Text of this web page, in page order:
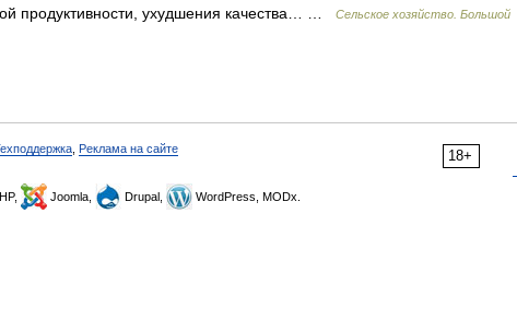
продуктивности, ухудшения качества… …
Сельское хозяйство. Большой
18+
Реклама на сайте
Joomla, Drupal, WordPress, MODx.